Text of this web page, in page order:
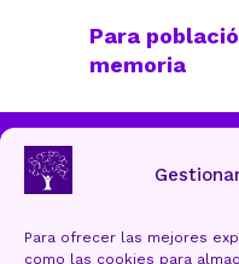
Para ofrecer las mejores
como las cookies para
Para
memoria
Ayuntamiento de